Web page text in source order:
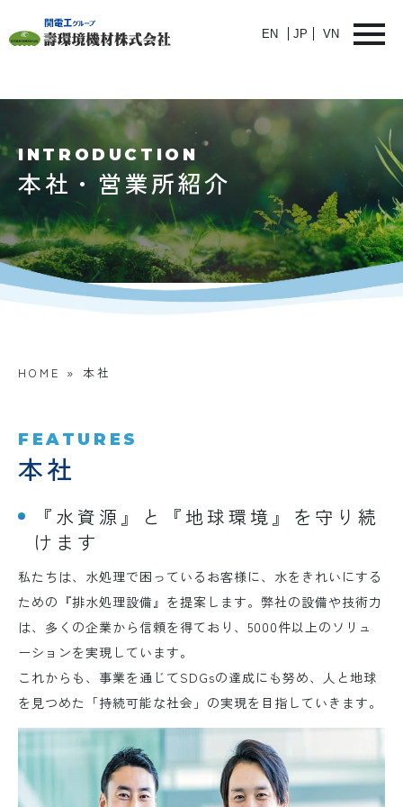
EN JP VN
INTRODUCTION
本社・営業所紹介
HOME » 本社
FEATURES
本社
『水資源』と『地球環境』を守り続
けます
私たちは、水処理で困っているお客様に、水をきれいにする
ための『排水処理設備』を提案します。弊社の設備や技術力
は、多くの企業から信頼を得ており、5000件以上のソリュ
ーションを実現しています。
これからも、事業を通じてSDGsの達成にも努め、人と地球
を見つめた「持続可能な社会」の実現を目指していきます。